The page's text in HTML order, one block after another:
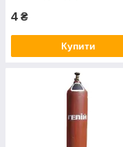
4 ₴
Купити